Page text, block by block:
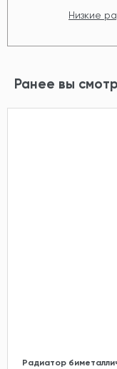
Низкие
Ранее вы
Радиатор